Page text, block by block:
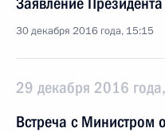
30 декабря 2016 года, 15:15
29 декабря 2016
Встреча с Министром